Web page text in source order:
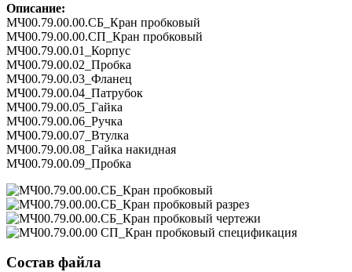
Описание:
МЧ00.79.00.00.СБ_Кран пробковый
МЧ00.79.00.00.СП_Кран пробковый
МЧ00.79.00.01_Корпус
МЧ00.79.00.02_Пробка
МЧ00.79.00.03_Фланец
МЧ00.79.00.04_Патрубок
МЧ00.79.00.05_Гайка
МЧ00.79.00.06_Ручка
МЧ00.79.00.07_Втулка
МЧ00.79.00.08_Гайка накидная
МЧ00.79.00.09_Пробка
Состав файла